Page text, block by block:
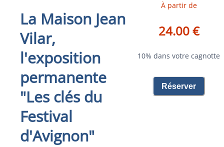
La Maison Jean
Vilar,
l'exposition
permanente
"Les clés du
Festival
d'Avignon"
À partir de
24.00 €
10% dans votre cagnotte
Réserver